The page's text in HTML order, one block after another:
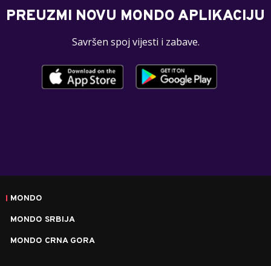
PREUZMI NOVU MONDO APLIKACIJU
Savršen spoj vijesti i zabave.
MONDO
MONDO SRBIJA
MONDO CRNA GORA